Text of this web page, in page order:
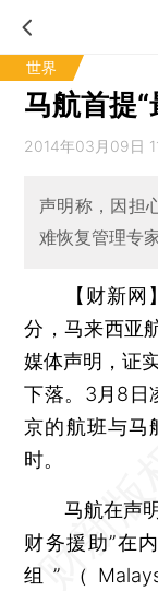
世界
马航首提
2014年03月09日
声明称，因担
难恢复管理专
【财新
分，马来西亚
媒体声明，证
下落。3月8日
京的航班与马
时。
马航在声明
财务援助”在
组”（